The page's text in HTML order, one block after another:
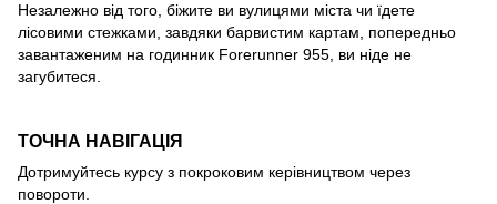
Незалежно від того, біжите ви вулицями міста чи їдете
лісовими стежками, завдяки барвистим картам, попередньо
завантаженим на годинник Forerunner 955, ви ніде не
загубитеся.
ТОЧНА НАВІГАЦІЯ
Дотримуйтесь курсу з покроковим керівництвом через
повороти.